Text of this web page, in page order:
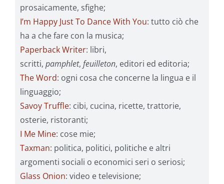
prosaicamente, sfighe;
I’m Happy Just To Dance With You: tutto ciò che
ha a che fare con la musica;
Paperback Writer: libri,
scritti, pamphlet, feuilleton, editori ed editoria;
The Word: ogni cosa che concerne la lingua e il
linguaggio;
Savoy Truffle: cibi, cucina, ricette, trattorie,
osterie, ristoranti;
I Me Mine: cose mie;
Taxman: politica, politici, politiche e altri
argomenti sociali o economici seri o seriosi;
Glass Onion: video e televisione;